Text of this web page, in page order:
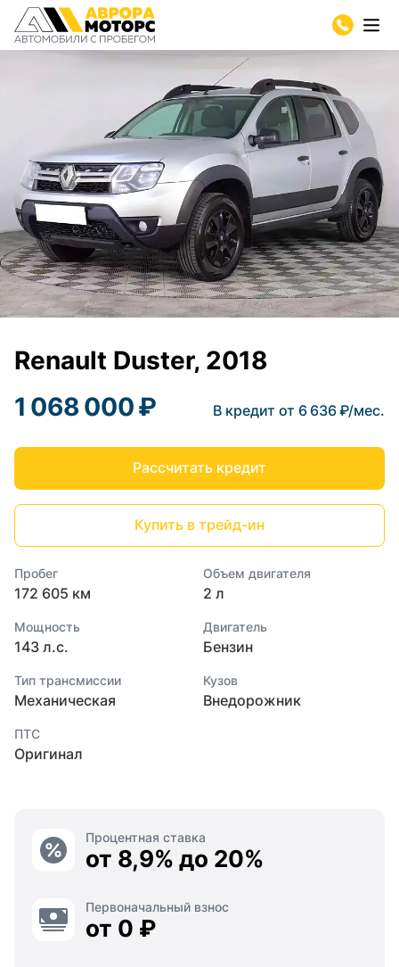
Renault Duster, 2018
1 068 000 ₽
В кредит от 6 636 ₽/мес.
Рассчитать кредит
Купить в трейд-ин
Пробег
172 605 км
Объем двигателя
2 л
Мощность
143 л.с.
Двигатель
Бензин
Тип трансмиссии
Механическая
Кузов
Внедорожник
ПТС
Оригинал
Процентная ставка
от 8,9% до 20%
Первоначальный взнос
от 0 ₽